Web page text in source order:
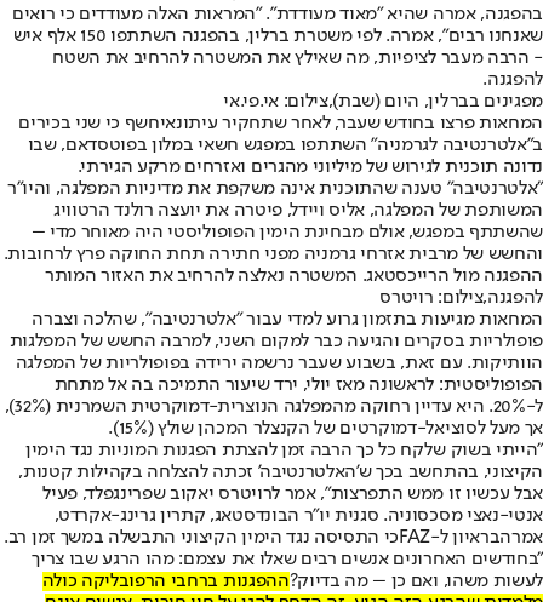
בהפגנה, אמרה שהיא "מאוד מעודדת". "המראות האלה מעודדים כי רואים
שאנחנו רבים", אמרה. לפי משטרת ברלין, בהפגנה השתתפו 150 אלף איש
- הרבה מעבר לציפיות, מה שאילץ את המשטרה להרחיב את השטח
להפגנה.
מפגינים בברלין, היום (שבת),צילום: אי.פי.אי
המחאות פרצו בחודש שעבר, לאחר שתחקיר עיתונאיחשף כי שני בכירים
ב"אלטרנטיבה לגרמניה" השתתפו במפגש חשאי במלון בפוטסדאם, שבו
נדונה תוכנית לגירוש של מיליוני מהגרים ואזרחים מרקע הגירתי.
"אלטרנטיבה" טענה שהתוכנית אינה משקפת את מדיניות המפלגה, והיו"ר
המשותפת של המפלגה, אליס ויידל, פיטרה את יועצה רולנד הרטוויג
שהשתתף במפגש, אולם מבחינת הימין הפופוליסטי היה מאוחר מדי –
והחשש של מרבית אזרחי גרמניה מפני חתירה תחת החוקה פרץ לרחובות.
ההפגנה מול הרייכסטאג. המשטרה נאלצה להרחיב את האזור המותר
להפגנה,צילום: רויטרס
המחאות מגיעות בתזמון גרוע למדי עבור "אלטרנטיבה", שהלכה וצברה
פופולריות בסקרים והגיעה כבר למקום השני, למרבה החשש של המפלגות
הוותיקות. עם זאת, בשבוע שעבר נרשמה ירידה בפופולריות של המפלגה
הפופוליסטית: לראשונה מאז יולי, ירד שיעור התמיכה בה אל מתחת
ל-20%. היא עדיין רחוקה מהמפלגה הנוצרית-דמוקרטית השמרנית (32%),
אך מעל לסוציאל-דמוקרטים של הקנצלר המכהן שולץ (15%).
"הייתי בשוק שלקח כל כך הרבה זמן להצתת הפגנות המוניות נגד הימין
הקיצוני, בהתחשב בכך ש'האלטרנטיבה' זכתה להצלחה בקהילות קטנות,
אבל עכשיו זו ממש התפרצות", אמר לרויטרס יאקוב שפרינגפלד, פעיל
אנטי-נאצי מסכסוניה. סגנית יו"ר הבונדסטאג, קתרין גרינג-אקרדט,
אמרהבראיון ל-FAZ
כי התסיסה נגד הימין הקיצוני התבשלה במשך זמן רב.
"בחודשים האחרונים אנשים רבים שאלו את עצמם: מהו הרגע שבו צריך
לעשות משהו, ואם כן – מה בדיוק?ההפגנות ברחבי הרפובליקה כולה